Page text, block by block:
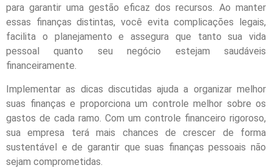
para garantir uma gestão eficaz dos recursos. Ao manter
essas finanças distintas, você evita complicações legais,
facilita o planejamento e assegura que tanto sua vida
pessoal quanto seu negócio estejam saudáveis
financeiramente.
Implementar as dicas discutidas ajuda a organizar melhor
suas finanças e proporciona um controle melhor sobre os
gastos de cada ramo. Com um controle financeiro rigoroso,
sua empresa terá mais chances de crescer de forma
sustentável e de garantir que suas finanças pessoais não
sejam comprometidas.